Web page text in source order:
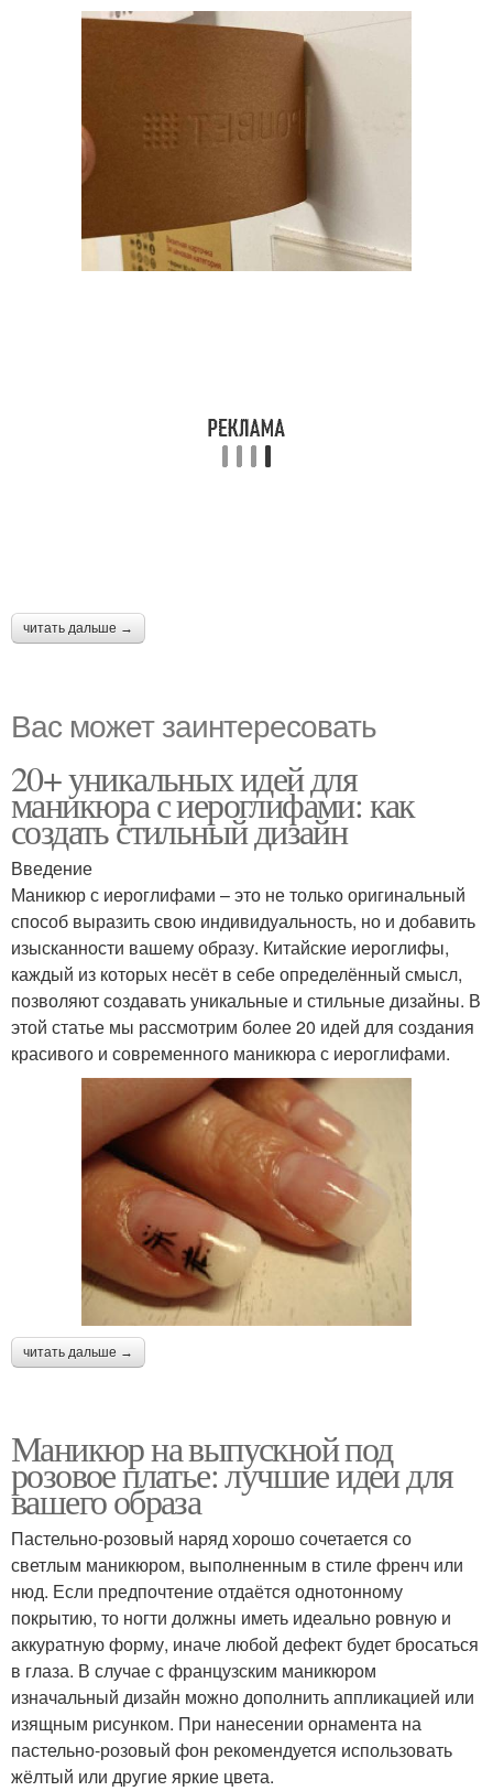
читать дальше →
Вас может заинтересовать
20+ уникальных идей для
маникюра с иероглифами: как
создать стильный дизайн
Введение
Маникюр с иероглифами – это не только оригинальный
способ выразить свою индивидуальность, но и добавить
изысканности вашему образу. Китайские иероглифы,
каждый из которых несёт в себе определённый смысл,
позволяют создавать уникальные и стильные дизайны. В
этой статье мы рассмотрим более 20 идей для создания
красивого и современного маникюра с иероглифами.
читать дальше →
Маникюр на выпускной под
розовое платье: лучшие идеи для
вашего образа
Пастельно-розовый наряд хорошо сочетается со
светлым маникюром, выполненным в стиле френч или
нюд. Если предпочтение отдаётся однотонному
покрытию, то ногти должны иметь идеально ровную и
аккуратную форму, иначе любой дефект будет бросаться
в глаза. В случае с французским маникюром
изначальный дизайн можно дополнить аппликацией или
изящным рисунком. При нанесении орнамента на
пастельно-розовый фон рекомендуется использовать
жёлтый или другие яркие цвета.